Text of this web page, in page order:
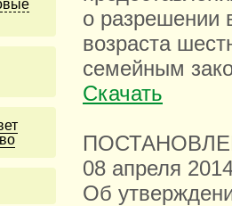
о разрешении
возраста
семейным
Скачать
08 апреля
Об